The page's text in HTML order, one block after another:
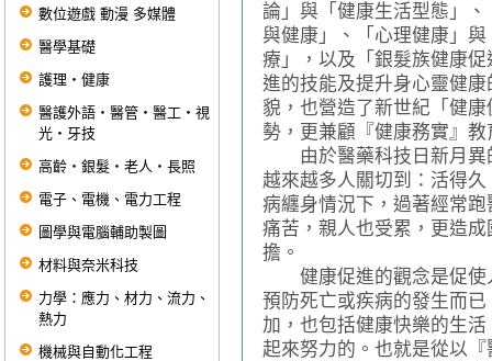
數位遊戲 動漫 多媒體
醫學基礎
護理‧健康
醫護外語‧醫管‧醫工‧視
光‧牙技
高齡‧銀髮‧老人‧長照
電子、電機、電力工程
圖學與電腦輔助製圖
材料與奈米科技
力學：應力、材力、流力、
熱力
機械與自動化工程
論」與「健康生活型態」
與健康」、「心理健康」
療」，以及「銀髮族健康
進的技能及提升身心靈健
貌，也營造了新世紀「健
勢，更兼顧『健康務實』
由於醫藥科技日新月異
越來越多人關切到：活得
病纏身情況下，過著經常
痛苦，親人也受累，更造
擔。
健康促進的觀念是促使
預防死亡或疾病的發生而
加，也包括健康快樂的生
起來努力的。也就是從以